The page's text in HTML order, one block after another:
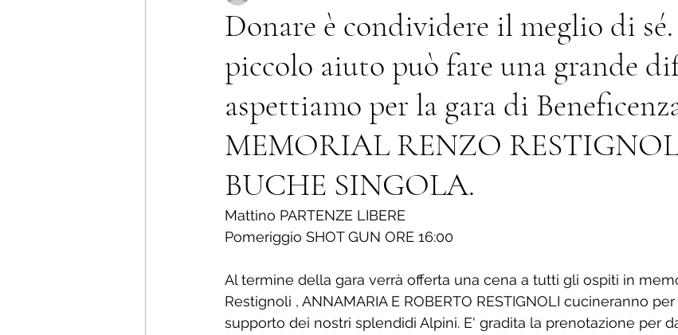
Donare è condividere il meglio di
piccolo aiuto può fare una grande
aspettiamo per la gara di
MEMORIAL RENZO
BUCHE SINGOLA.
Mattino PARTENZE LIBERE
Pomeriggio SHOT GUN ORE 16:00
Al termine della gara verrà offerta una cena a tutti gli ospiti in
Restignoli , ANNAMARIA E ROBERTO RESTIGNOLI cucineranno
supporto dei nostri splendidi Alpini. E' gradita la prenotazione per